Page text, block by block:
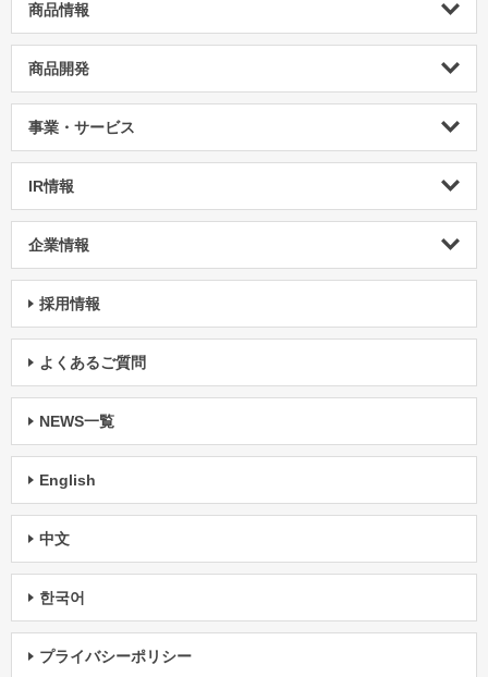
商品情報
商品開発
事業・サービス
IR情報
企業情報
採用情報
よくあるご質問
NEWS一覧
English
中文
한국어
プライバシーポリシー